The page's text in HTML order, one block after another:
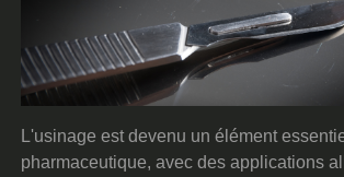
L'usinage est devenu un élément
pharmaceutique, avec des applications